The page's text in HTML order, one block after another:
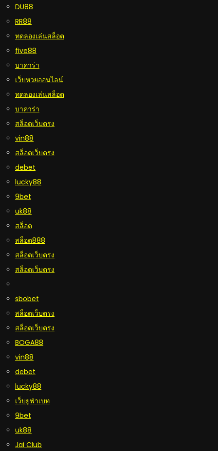
DU88
RR88
ทดลองเล่นสล็อต
five88
บาคาร่า
เว็บหวยออนไลน์
ทดลองเล่นสล็อต
บาคาร่า
สล็อตเว็บตรง
vin88
สล็อตเว็บตรง
debet
lucky88
9bet
uk88
สล็อต
สล็อต888
สล็อตเว็บตรง
สล็อตเว็บตรง
sbobet
สล็อตเว็บตรง
สล็อตเว็บตรง
BOGA88
vin88
debet
lucky88
เว็บยูฟ่าเบท
9bet
uk88
Jai Club